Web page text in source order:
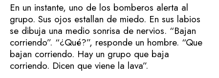
En un instante, uno de los bomberos alerta al
grupo. Sus ojos estallan de miedo. En sus labios
se dibuja una medio sonrisa de nervios. “Bajan
corriendo”. “¿Qué?”, responde un hombre. “Que
bajan corriendo. Hay un grupo que baja
corriendo. Dicen que viene la lava”.